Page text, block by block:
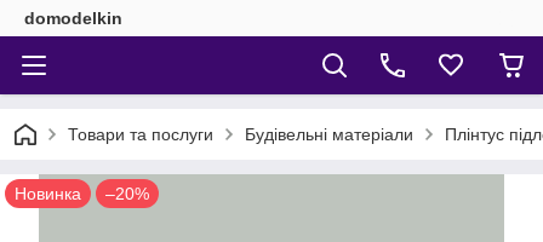
domodelkin
Товари та послуги Будівельні матеріали Плінтус
Новинка –20%